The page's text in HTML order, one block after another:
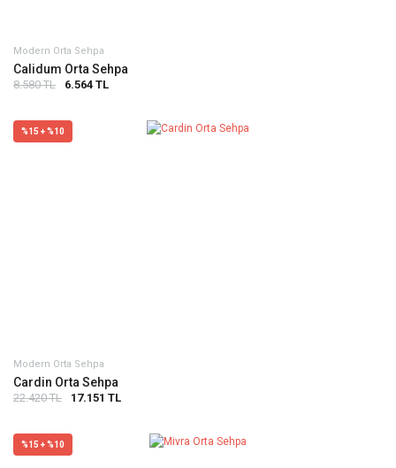
Modern Orta Sehpa
Calidum Orta Sehpa
8.580 TL 6.564 TL
%15 + %10
Modern Orta Sehpa
Cardin Orta Sehpa
22.420 TL 17.151 TL
%15 + %10